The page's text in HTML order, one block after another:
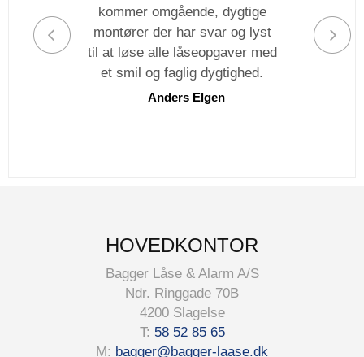
kommer omgående, dygtige
montører der har svar og lyst
til at løse alle låseopgaver med
et smil og faglig dygtighed.
Anders Elgen
HOVEDKONTOR
Bagger Låse & Alarm A/S
Ndr. Ringgade 70B
4200 Slagelse
T: 58 52 85 65
M: bagger@bagger-laase.dk